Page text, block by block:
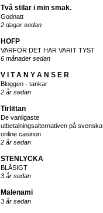
Två stilar i min smak.
Godnatt
2 dagar sedan
HOFP
VARFÖR DET HAR VARIT TYST
6 månader sedan
V I T A N Y A N S E R
Bloggen - tankar
2 år sedan
Tirlittan
De vanligaste
utbetalningsalternativen på svenska
online casinon
2 år sedan
STENLYCKA
BLÅSIGT
3 år sedan
Malenami
3 år sedan